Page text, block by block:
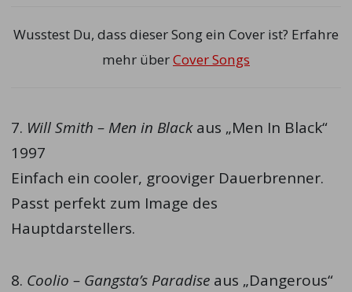
Wusstest Du, dass dieser Song ein Cover ist? Erfahre
mehr überCover Songs
7. Will Smith – Men in Blackaus „Men In Black“
1997
Einfach ein cooler, grooviger Dauerbrenner.
Passt perfekt zum Image des
Hauptdarstellers.
8. Coolio – Gangsta’s Paradise aus „Dangerous“